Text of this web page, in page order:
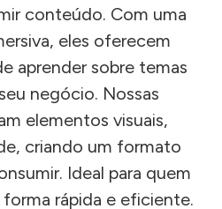
conteúdo. Com uma
eles oferecem
aprender sobre temas
negócio. Nossas
elementos visuais,
criando um formato
Ideal para quem
rápida e eficiente.